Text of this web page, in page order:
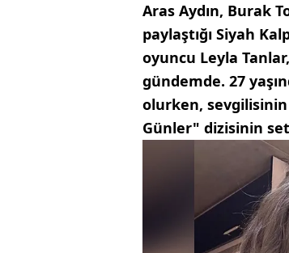
Aras Aydın, Burak
paylaştığı Siyah
oyuncu Leyla
gündemde. 27
olurken,
Günler" dizisinin